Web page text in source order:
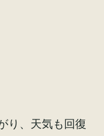
り、天気も回復